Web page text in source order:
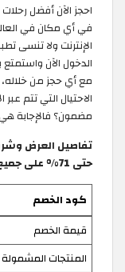
احجز الآن أفضل
في أي مكان في
مع أي حجز من خلاله،
مضمون؟ فالإجابة
حتى 71% على جميع الحجوزات)
كود الخصم
قيمة الخصم
المنتجات المشمولة